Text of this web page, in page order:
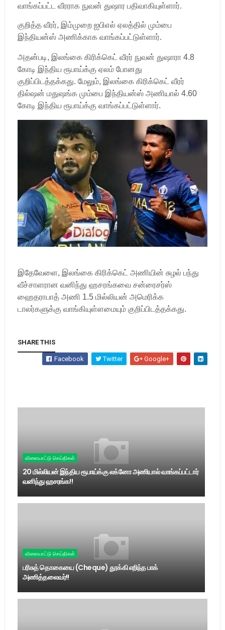
வாங்கப்பட்ட வீரராக நுவன் துஷார பதிவாகியுள்ளார்.
குறித்த வீரர், இம்முறை ஐபிஎல் ஏலத்தில் மும்பை
இந்தியன்ஸ் அணிக்காக வாங்கப்பட்டுள்ளார்.
அதன்படி, இலங்கை கிரிக்கெட் வீரர் நுவன் துஷாரா 4.8
கோடி இந்திய ரூபாய்க்கு ஏலம் போனது
குறிப்பிடத்தக்கது. மேலும், இலங்கை கிரிக்கெட் வீரர்
தில்ஷன் மதுஷங்க மும்பை இந்தியன்ஸ் அணியால் 4.60
கோடி இந்திய ரூபாய்க்கு வாங்கப்பட்டுள்ளார்.
இதேவேளை, இலங்கை கிரிக்கெட் அணியின் சுழல் பந்து
வீச்சாளரான வனிந்து ஹசரங்கவை சன்ரைசர்ஸ்
ஹைதராபாத் அணி 1.5 மில்லியன் அமெரிக்க
டாலர்களுக்கு வாங்கியுள்ளமையும் குறிப்பிடத்தக்கது.
SHARE THIS
Facebook Twitter Google+
விளையாட்டு செய்திகள்
20 மில்லியன் இந்திய ரூபாய்க்கு லக்னோ அணியால் வாங்கப்பட்டார்
வனிந்து ஹசரங்க!!
விளையாட்டு செய்திகள்
பரிசுத் தொகையை (Cheque) தூக்கி எறிந்த பாக்
அணித்தலைவர்!!